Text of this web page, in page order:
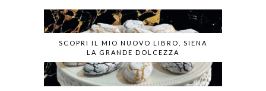
SCOPRI IL MIO NUOVO LIBRO, SIENA
LA GRANDE DOLCEZZA